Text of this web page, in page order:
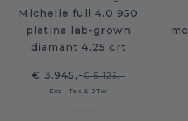
Michelle full 4.0 950
platina lab-grown
diamant 4.25 crt
€ 3.945,-€ 5.125,-
Excl. Tax & BTW